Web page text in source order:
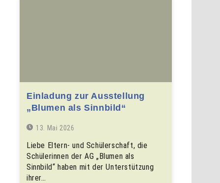
Einladung zur Ausstellung
„Blumen als Sinnbild“
13. Mai 2026
Liebe Eltern- und Schülerschaft, die
Schülerinnen der AG „Blumen als
Sinnbild“ haben mit der Unterstützung
ihrer…